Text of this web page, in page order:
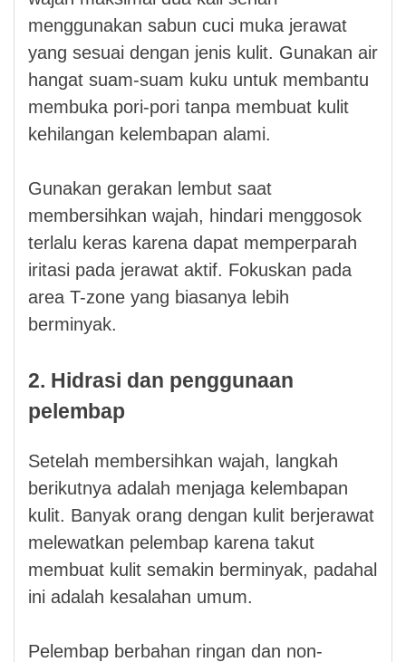
menggunakan sabun cuci muka jerawat
yang sesuai dengan jenis kulit. Gunakan air
hangat suam-suam kuku untuk membantu
membuka pori-pori tanpa membuat kulit
kehilangan kelembapan alami.
Gunakan gerakan lembut saat
membersihkan wajah, hindari menggosok
terlalu keras karena dapat memperparah
iritasi pada jerawat aktif. Fokuskan pada
area T-zone yang biasanya lebih
berminyak.
2. Hidrasi dan penggunaan
pelembap
Setelah membersihkan wajah, langkah
berikutnya adalah menjaga kelembapan
kulit. Banyak orang dengan kulit berjerawat
melewatkan pelembap karena takut
membuat kulit semakin berminyak, padahal
ini adalah kesalahan umum.
Pelembap berbahan ringan dan non-